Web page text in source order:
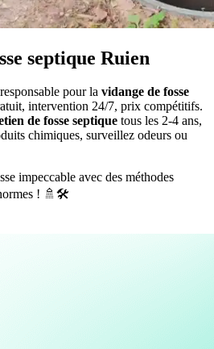
septique Ruien
pour la vidange de fosse
intervention 24/7, prix compétitifs.
de fosse septique tous les 2-4 ans,
chimiques, surveillez odeurs ou
impeccable avec des méthodes
! 🚿🛠️